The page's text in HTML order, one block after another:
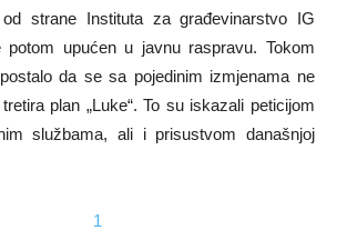
strane Instituta za građevinarstvo IG
upućen u javnu raspravu. Tokom
da se sa pojedinim izmjenama ne
plan „Luke“. To su iskazali peticijom
službama, ali i prisustvom današnjoj